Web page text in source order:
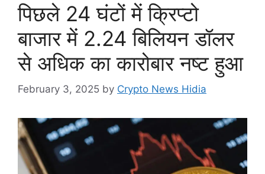
पिछले 24 घंटों में क्रिप्टो
बाजार में 2.24 बिलियन डॉलर
से अधिक का कारोबार नष्ट हुआ
February 3, 2025 by Crypto News Hidia